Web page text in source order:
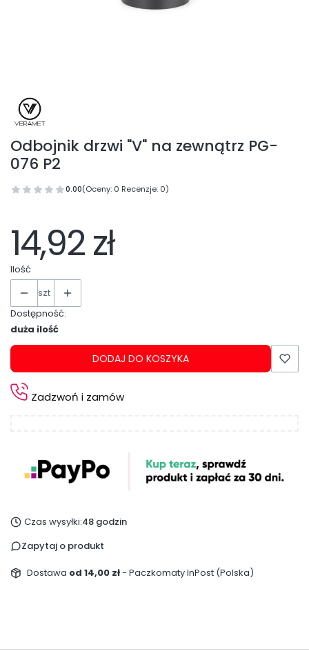
Odbojnik drzwi "V" na zewnątrz PG-
076 P2
0.00(Oceny: 0 Recenzje: 0)
14,92 zł
Ilość
szt
Dostępność:
duża ilość
DODAJ DO KOSZYKA
Zadzwoń i zamów
Czas wysyłki:48 godzin
Zapytaj o produkt
Dostawa od 14,00 zł- Paczkomaty InPost (Polska)